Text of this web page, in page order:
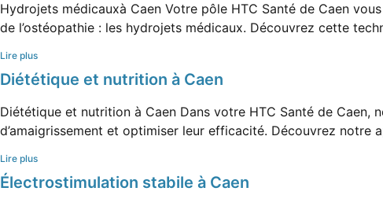
Hydrojets médicauxà Caen Votre pôle HTC Santé de Caen
de l’ostéopathie : les hydrojets médicaux. Découvrez cette
Lire plus
Diététique et nutrition à Caen
Diététique et nutrition à Caen Dans votre HTC Santé de Caen,
d’amaigrissement et optimiser leur efficacité. Découvrez notre
Lire plus
Électrostimulation stabile à Caen